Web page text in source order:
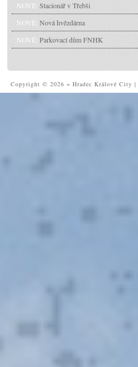
NOVÉ: Stacionář v Třebši
NOVÉ: Nová hvězdárna
NOVÉ: Parkovací dům FNHK
Copyright © 2026 ~ Hradec Králové City |